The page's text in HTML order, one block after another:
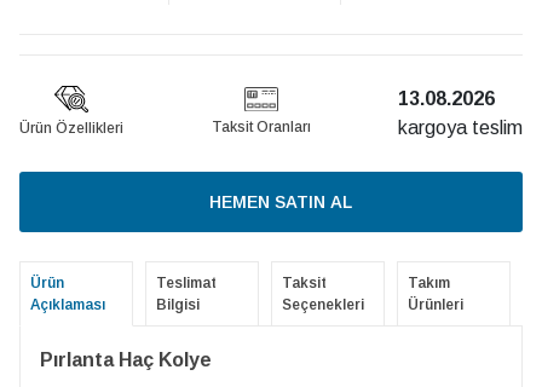
Ürün Özellikleri Taksit Oranları
13.08.2026
kargoya teslim
HEMEN SATIN AL
Ürün
Açıklaması
Teslimat
Bilgisi
Taksit
Seçenekleri
Takım
Ürünleri
Pırlanta Haç Kolye